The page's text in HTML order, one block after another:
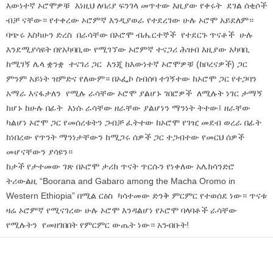
እውነተኛ ኦሮሞዎቹ እነዚህ ለባሪያ ፍንገላ መጥተው እዚያው የቀሩት ደገል ሰቂሶች
ብቻ ናቸው። የተቀረው ኦሮምኛ እንዲያወራ የተደረገው ሁሉ ኦሮሞ አይደለም።
ባጭሩ እስካሁን ድረስ በራሳቸው በኦሮሞ ብሔርተኞች የተደርጉ ጥናቶች ሁሉ
እንደሚያሳዩት በየአካባቢው የሚገኘው ኦሮምኛ ተናጋሪ ሕዝብ እዚያው አካባቢ
ከሚገኝ ሌላ ቋንቋ ተናገሪ ጋር እንጂ ከእውነተኛ ኦሮሞዎቹ (ከቦረናዎች) ጋር
ምንም አይነት ዝምድና የለውም። በኦፌኮ ስብሰባ ተገኝተው ከኦሮሞ ጋር የተጋባን
አማራ እናፋታለን የሚሉ ራሳቸው ኦሮሞ ያልሆኑ ገበሮዎች ለሚሉት ነገር ታማኝ
ከሆኑ ከሁሉ በፊት እነሱ ራሳቸው ዘራቸው ያልሆነን ማንነት ትተው፤ ዘራቸው
ካልሆነ ኦሮሞ ጋር የመሰረቱትን ጋብቻ ፈትተው ከኦሮሞ የገዢ መደብ ወረራ በፊት
ከነበረው የጥንት ማንነታቸውን ከሚጋሩ ሰዎች ጋር ተጋብተው የመርህ ሰዎች
መሆናቸውን ያሳዩን።
ከታች የታተመው ገጽ በኦሮሞ ታሪክ ጥናት ጥርሱን የነቀለው አሌክሳንድሮ
ትሪውልዚ “Boorana and Gabaro among the Macha Oromo in
Western Ethiopia” በሚል ርዕስ ካሳተመው ድንቅ ምርምር የተወሰደ ነው። ጥናቱ
ዛሬ ኦሮምኛ የሚናገረው ሁሉ ኦሮሞ እንዳልሆነ የኦሮሞ ባላባቶች ራሳቸው
የሚሉትን የመዘገበበት የምርምር ውጤት ነው። አንብቡት!